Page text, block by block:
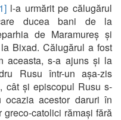
l-a urmărit pe călugărul
ducea bani de la
de Maramureș și
Bixad. Călugărul a fost
aceasta, s-a ajuns și la
Rusu într-un așa-zis
cât și episcopul Rusu s-
acestor daruri în
catolici rămași fără